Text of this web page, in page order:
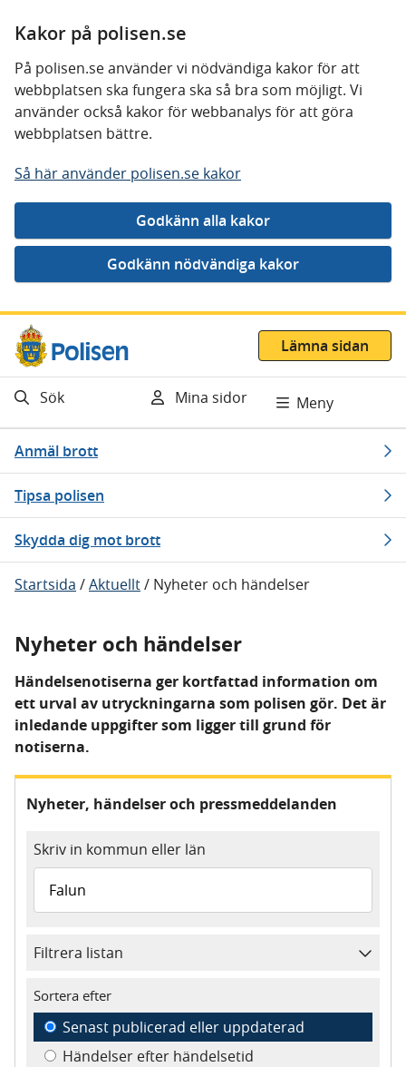
Kakor på polisen.se
På polisen.se använder vi nödvändiga kakor för att
webbplatsen ska fungera ska så bra som möjligt. Vi
använder också kakor för webbanalys för att göra
webbplatsen bättre.
Så här använder polisen.se kakor
Gå direkt till innehåll
Lämna sidan
Sök Mina sidor Meny
Anmäl brott
Tipsa polisen
Skydda dig mot brott
Startsida /Aktuellt/ Nyheter och händelser
Nyheter och händelser
Händelsenotiserna ger kortfattad information om
ett urval av utryckningarna som polisen gör. Det är
inledande uppgifter som ligger till grund för
notiserna.
Nyheter, händelser och pressmeddelanden
Skriv in kommun eller län
Filtrera listan
Sortera efter
Senast publicerad eller uppdaterad
Händelser efter händelsetid